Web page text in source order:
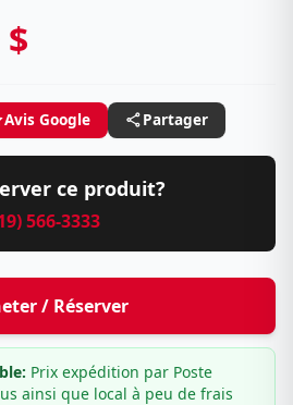
Avis Google Partager
ce produit?
566-3333
/ Réserver
Prix expédition par Poste
ainsi que local à peu de frais